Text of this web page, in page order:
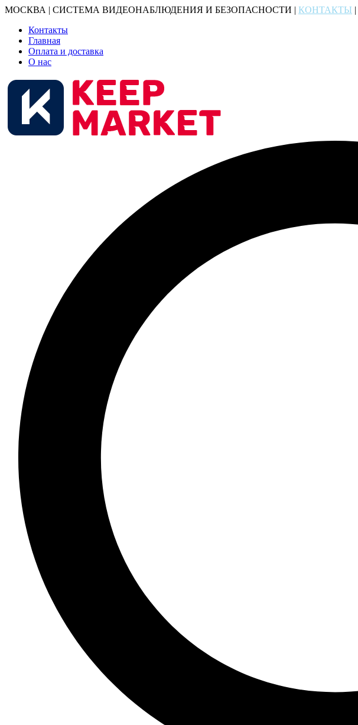
МОСКВА | СИСТЕМА ВИДЕОНАБЛЮДЕНИЯ И БЕЗОПАСНОСТИ | КОНТАКТЫ |
Контакты
Главная
Оплата и доставка
О нас